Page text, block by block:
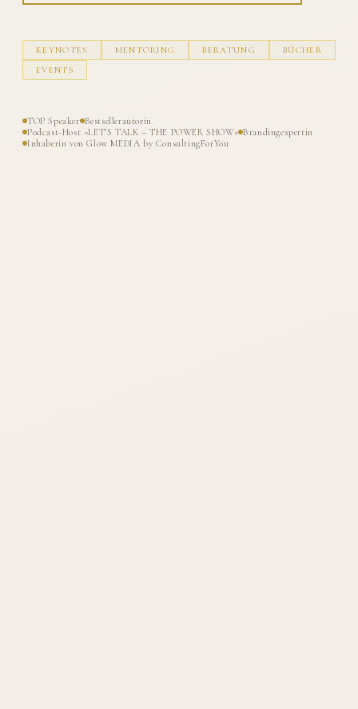
KEYNOTES MENTORING BERATUNG
BÜCHER
EVENTS
TOP Speaker Bestsellerautorin
Podcast-Host »LET'S TALK – THE POWER SHOW« Brandingexpertin
Inhaberin von Glow MEDIA by ConsultingForYou